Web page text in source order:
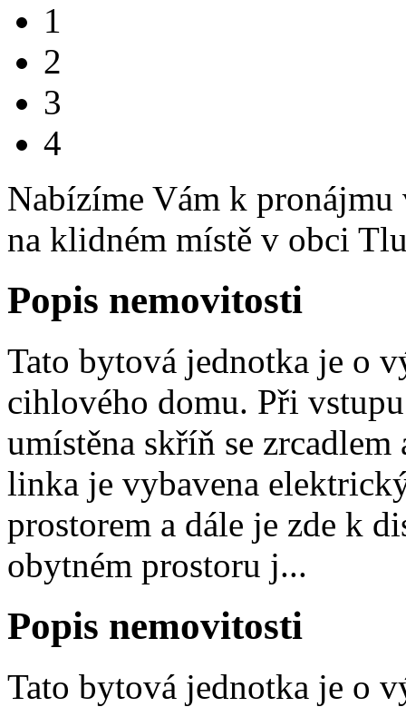
1
2
3
4
Nabízíme Vám k
na klidném místě v obci
Popis nemovitosti
Tato bytová jednotka je o
cihlového domu. Při
umístěna skříň se
linka je vybavena
prostorem a dále je zde k
obytném prostoru j...
Popis nemovitosti
Tato bytová jednotka je o